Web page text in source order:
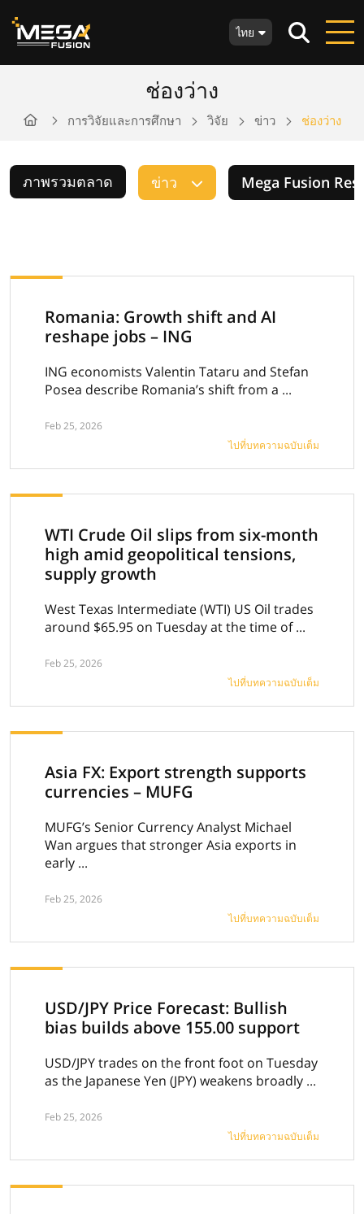
ไทย
ช่องว่าง
การวิจัยและการศึกษา วิจัย ข่าว ช่องว่าง
ภาพรวมตลาด ข่าว Mega Fusion
Romania: Growth shift and AI
reshape jobs – ING
ING economists Valentin Tataru and Stefan
Posea describe Romania’s shift from a ...
Feb 25, 2026
ไปที่บทความฉบับเต็ม
WTI Crude Oil slips from six-month
high amid geopolitical tensions,
supply growth
West Texas Intermediate (WTI) US Oil trades
around $65.95 on Tuesday at the time of ...
Feb 25, 2026
ไปที่บทความฉบับเต็ม
Asia FX: Export strength supports
currencies – MUFG
MUFG’s Senior Currency Analyst Michael
Wan argues that stronger Asia exports in
early ...
Feb 25, 2026
ไปที่บทความฉบับเต็ม
USD/JPY Price Forecast: Bullish
bias builds above 155.00 support
USD/JPY trades on the front foot on Tuesday
as the Japanese Yen (JPY) weakens broadly ...
Feb 25, 2026
ไปที่บทความฉบับเต็ม